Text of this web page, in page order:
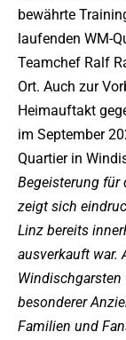
bewährte
laufenden WM-
Teamchef Ralf
Ort. Auch zur
Heimauftakt
im September
Quartier in
Begeisterung für
zeigt sich
Linz bereits
ausverkauft war.
Windischgarsten
besonderer
Familien und